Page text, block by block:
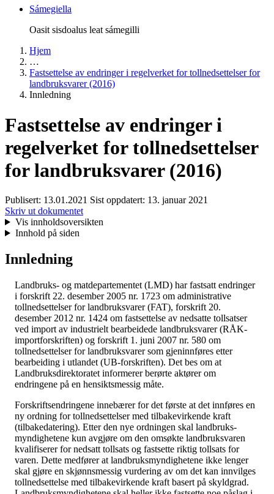
Sámegiella
Oasit sisdoalus leat sámegilli
Hjem
…
Fastsettelse av endringer i regelverket for tollnedsettelser for
landbruksvarer (2016)
Innledning
Fastsettelse av endringer i
regelverket for tollnedsettelser
for landbruksvarer (2016)
Publisert: 13.01.2021 Sist oppdatert: 13. januar 2021
Skriv ut dokumentet
Vis innholdsoversikten
Innhold på siden
Innledning
Landbruks- og matdepartementet (LMD) har fastsatt endringer
i forskrift 22. desember 2005 nr. 1723 om administrative
tollnedsettelser for landbruksvarer (FAT), forskrift 20.
desember 2012 nr. 1424 om fastsettelse av nedsatte tollsatser
ved import av industrielt bearbeidede landbruksvarer (RÅK-
importforskriften) og forskrift 1. juni 2007 nr. 580 om
tollnedsettelser for landbruksvarer som gjeninnføres etter
bearbeiding i utlandet (UB-forskriften). Det bes om at
Landbruksdirektoratet informerer berørte aktører om
endringene på en hensiktsmessig måte.
Forskriftsendringene innebærer for det første at det innføres en
ny ordning for tollnedsettelser med tilbakevirkende kraft
(tilbakedatering). Etter den nye ordningen skal landbruks-
myndighetene kun avgjøre om den omsøkte landbruksvaren
kvalifiserer for nedsatt tollsats og fastsette riktig tollsats for
varen. Dette medfører at landbruksmyndighetene ikke lenger
skal gjøre en skjønnsmessig vurdering av om det kan innvilges
tollnedsettelse med tilbakevirkende kraft basert på skyldgrad.